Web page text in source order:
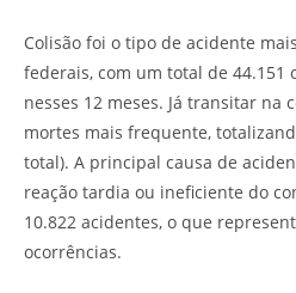
Colisão foi o tipo de acidente
federais, com um total de 44.151
nesses 12 meses. Já transitar na
mortes mais frequente,
total). A principal causa de
reação tardia ou ineficiente do
10.822 acidentes, o que
ocorrências.